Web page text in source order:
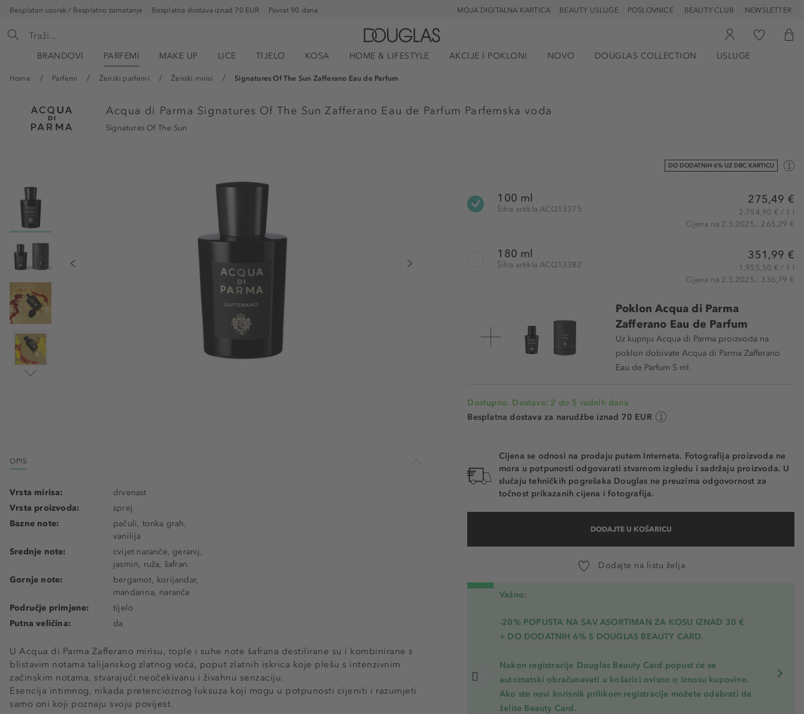
Besplatan uzorak / Besplatno zamatanje Besplatna dostava iznad 70 EUR Povrat 90 dana POSLOVNICE BEAUTY CLUB NEWSLETTER
BEAUTY USLUGE
MOJA DIGITALNA KARTICA
BRANDOVI PARFEMI MAKE UP LICE TIJELO KOSA HOME & LIFESTYLE AKCIJE I POKLONI NOVO DOUGLAS COLLECTION USLUGE
Home Parfemi Ženski parfemi Ženski mirisi Signatures Of The Sun Zafferano Eau de Parfum
Acqua di Parma Signatures Of The Sun Zafferano Eau de Parfum Parfemska voda
Signatures Of The Sun
DO DODATNIH 6% UZ DBC KARTICU
100 ml
Šifra artikla ACQ13375
275,49 €
2.754,90 € / 1 l
Cijena na 2.5.2025.: 265,29 €
180 ml
Šifra artikla ACQ13382
351,99 €
1.955,50 € / 1 l
Cijena na 2.5.2025.: 336,79 €
Poklon Acqua di Parma
Zafferano Eau de Parfum
Uz kupnju Acqua di Parma proizvoda na
poklon dobivate Acqua di Parma Zafferano
Eau de Parfum 5 ml.
Dostupno. Dostava: 2 do 5 radnih dana
Besplatna dostava za narudžbe iznad 70 EUR
Cijena se odnosi na prodaju putem Interneta. Fotografija proizvoda ne
mora u potpunosti odgovarati stvarnom izgledu i sadržaju proizvoda. U
slučaju tehničkih pogrešaka Douglas ne preuzima odgovornost za
točnost prikazanih cijena i fotografija.
DODAJTE U KOŠARICU
Dodajte na listu želja
Važno:
-20% POPUSTA NA SAV ASORTIMAN ZA KOSU IZNAD 30 €
+ DO DODATNIH 6% S DOUGLAS BEAUTY CARD.
Nakon registracije Douglas Beauty Card popust će se
automatski obračunavati u košarici ovisno o iznosu kupovine.
Ako ste novi korisnik prilikom registracije možete odabrati da
želite Beauty Card.
OPIS
U Acqua di Parma Zafferano mirisu, tople i suhe note šafrana destilirane su i kombinirane s
blistavim notama talijanskog zlatnog voća, poput zlatnih iskrica koje plešu s intenzivnim
začinskim notama, stvarajući neočekivanu i živahnu senzaciju.
Esencija intimnog, nikada pretencioznog luksuza koji mogu u potpunosti cijeniti i razumjeti
samo oni koji poznaju svoju povijest.
Vrsta mirisa:
drvenast
Vrsta proizvoda:
sprej
Bazne note:
pačuli, tonka grah,
vanilija
Srednje note:
cvijet naranče, geranij,
jasmin, ruža, šafran
Gornje note:
bergamot, korijandar,
mandarina, naranča
Područje primjene:
tijelo
Putna veličina:
da